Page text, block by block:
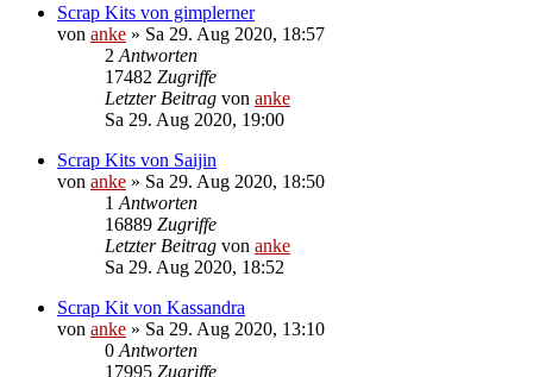
Scrap Kits von gimplerner
von anke » Sa 29. Aug 2020, 18:57
2 Antworten
17482 Zugriffe
Letzter Beitrag von anke
Sa 29. Aug 2020, 19:00
Scrap Kits von Saijin
von anke » Sa 29. Aug 2020, 18:50
1 Antworten
16889 Zugriffe
Letzter Beitrag von anke
Sa 29. Aug 2020, 18:52
Scrap Kit von Kassandra
von anke » Sa 29. Aug 2020, 13:10
0 Antworten
17995 Zugriffe